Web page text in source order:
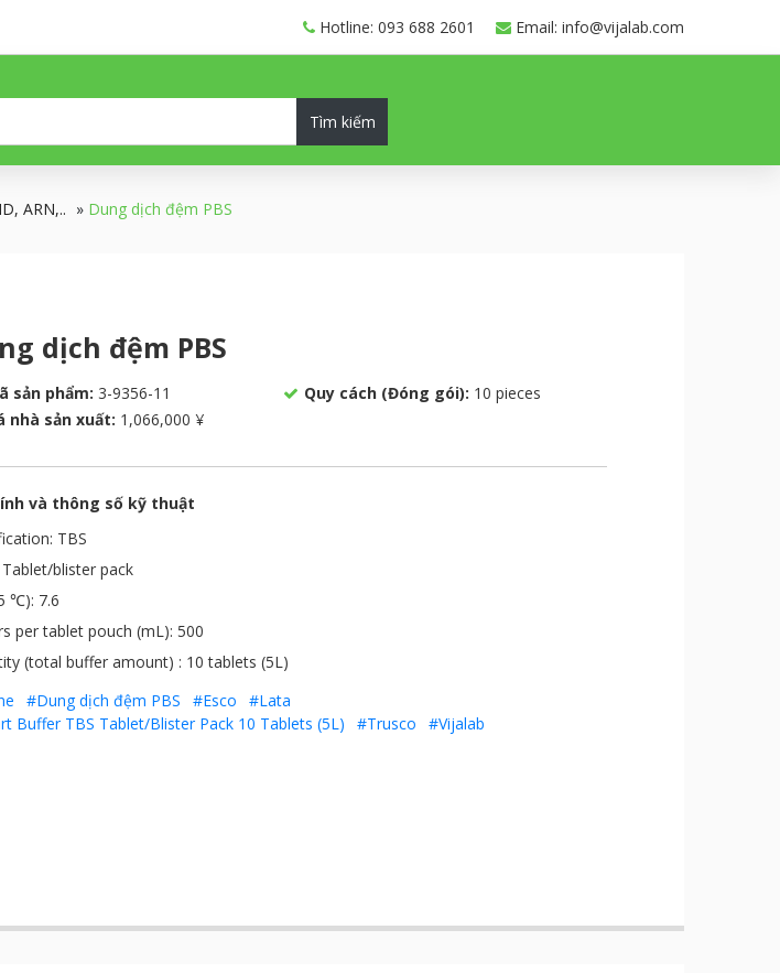
Hotline: 093 688 2601 Email: info@vijalab.com
Tìm kiếm
ARN,.. » Dung dịch đệm PBS
dịch đệm PBS
sản phẩm: 3-9356-11 Quy cách (Đóng gói): 10 pieces
nhà sản xuất: 1,066,000 ¥
và thông số kỹ thuật
TBS
Tablet/blister pack
℃): 7.6
per tablet pouch (mL): 500
(total buffer amount) : 10 tablets (5L)
#Dung dịch đệm PBS #Esco
#Lata
Buffer TBS Tablet/Blister Pack 10 Tablets (5L)
#Trusco #Vijalab